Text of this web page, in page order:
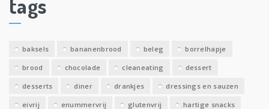
e
v
tags
baksels bananenbrood beleg borrelhapje
brood chocolade cleaneating dessert
desserts diner drankjes dressings en sauzen
eivrij enummervrij glutenvrij hartige snacks